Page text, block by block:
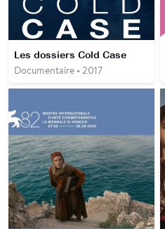
Les dossiers Cold Case
Documentaire • 2017